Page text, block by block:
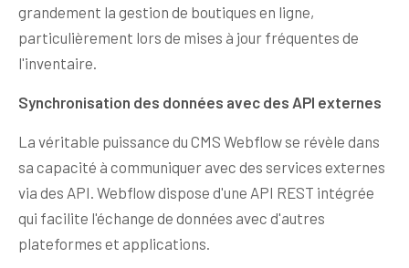
grandement la gestion de boutiques en ligne,
particulièrement lors de mises à jour fréquentes de
l'inventaire.
Synchronisation des données avec des API externes
La véritable puissance du CMS Webflow se révèle dans
sa capacité à communiquer avec des services externes
via des API. Webflow dispose d'une API REST intégrée
qui facilite l'échange de données avec d'autres
plateformes et applications.